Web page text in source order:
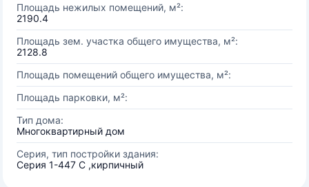
Площадь нежилых помещений, м²:
2190.4
Площадь зем. участка общего имущества, м²:
2128.8
Площадь помещений общего имущества, м²:
Площадь парковки, м²:
Тип дома:
Многоквартирный дом
Серия, тип постройки здания:
Серия 1-447 С ,кирпичный